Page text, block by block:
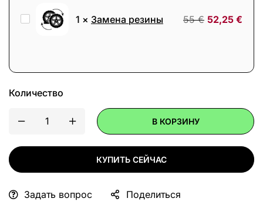
22x11-
10
Tire
Замена
1 × Замена резины 55€ 52,25 €
Количество
В КОРЗИНУ
КУПИТЬ СЕЙЧАС
Задать вопрос Поделиться